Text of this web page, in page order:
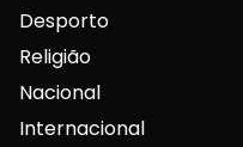
Desporto
Religião
Nacional
Internacional